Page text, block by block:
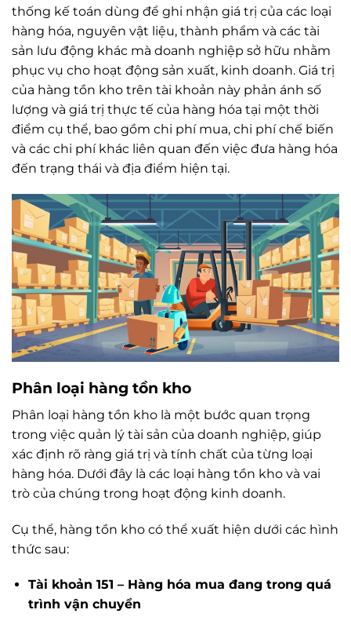
thống kế toán dùng để ghi nhận giá trị của các loại
hàng hóa, nguyên vật liệu, thành phẩm và các tài
sản lưu động khác mà doanh nghiệp sở hữu nhằm
phục vụ cho hoạt động sản xuất, kinh doanh. Giá trị
của hàng tồn kho trên tài khoản này phản ánh số
lượng và giá trị thực tế của hàng hóa tại một thời
điểm cụ thể, bao gồm chi phí mua, chi phí chế biến
và các chi phí khác liên quan đến việc đưa hàng hóa
đến trạng thái và địa điểm hiện tại.
Phân loại hàng tồn kho
Phân loại hàng tồn kho là một bước quan trọng
trong việc quản lý tài sản của doanh nghiệp, giúp
xác định rõ ràng giá trị và tính chất của từng loại
hàng hóa. Dưới đây là các loại hàng tồn kho và vai
trò của chúng trong hoạt động kinh doanh.
Cụ thể, hàng tồn kho có thể xuất hiện dưới các hình
thức sau:
Tài khoản 151 – Hàng hóa mua đang trong quá
trình vận chuyển